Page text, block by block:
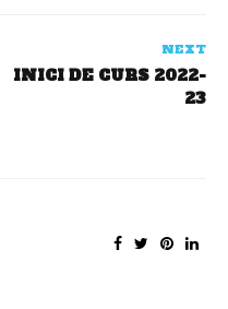
NEXT
INICI DE CURS 2022-
23